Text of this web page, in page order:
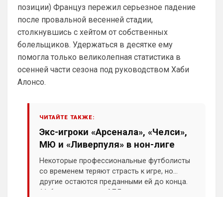
позиции) Француз пережил серьезное падение
после провальной весенней стадии,
столкнувшись с хейтом от собственных
болельщиков. Удержаться в десятке ему
помогла только великолепная статистика в
осенней части сезона под руководством Хаби
Алонсо.
ЧИТАЙТЕ ТАКЖЕ:
Экс-игроки «Арсенала», «Челси»,
МЮ и «Ливерпуля» в нон-лиге
Некоторые профессиональные футболисты
со временем теряют страсть к игре, но
другие остаются преданными ей до конца.
11 бывших игроков АПЛ продолжают
трансферов, после Венгера, но и сейчас
нет надежды, что все удержится, уж
больно хрупко все в нашем доме.
Однако предпочтительней выбрать
Арсенал сейчас, чем Челси, и при этом,
нет даже аргумента ни одного в пользу
бесполезного Челси
Аристократ
прошли, ужасное время было трансферов,
что в
Ладно, извиняюсь, я увлекся 🤝
Канонир• 20:28
Ответ для Аристократ
Как там дела с трансфером Роджерса ?Или
Винисиуса ?Может есть успехи в
подписании Альвареса ?)Я смотрю Арсенал